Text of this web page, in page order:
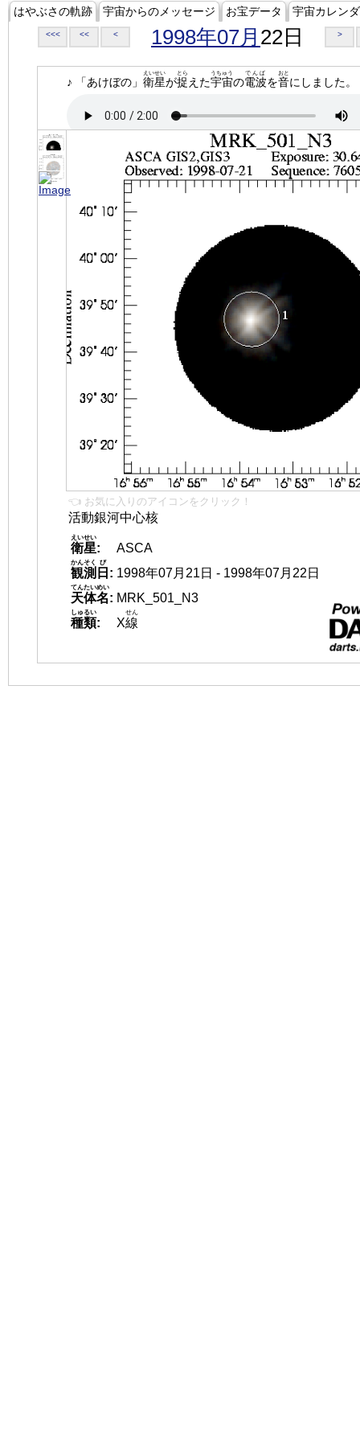
はやぶさの軌跡 宇宙からのメッセージ お宝データ 宇宙カレン
<<< << < 1998年07月 22日 >
♪ 「あけぼの」 衛星
えいせい
が捉
とら
えた宇宙
うちゅう
の電波
でんぱ
を音
おと
にしました。
👈 お気に入りのアイコンをクリック！
活動銀河中心核
衛星
えいせい
:
ASCA
観測
かんそく
日
び
: 1998年07月21日 - 1998年07月22日
天体名
てんたいめい
: MRK_501_N3
種類
しゅるい
: X線
せん